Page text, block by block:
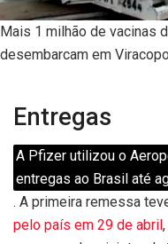
Mais 1 milhão de vacinas
desembarcam em
Entregas
A Pfizer utilizou o
entregas ao Brasil até
. A primeira remessa
pelo país em 29 de abril